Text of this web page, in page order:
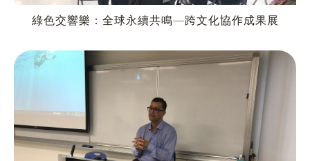
綠色交響樂：全球永續共鳴—跨文化協作成果展